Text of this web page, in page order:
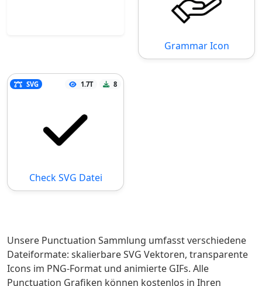
Grammar Icon
SVG 1.7T 8
Check SVG Datei
Unsere Punctuation Sammlung umfasst verschiedene
Dateiformate: skalierbare SVG Vektoren, transparente
Icons im PNG-Format und animierte GIFs. Alle
Punctuation Grafiken können kostenlos in Ihren